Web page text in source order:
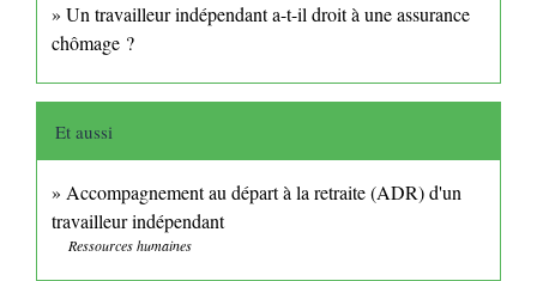
Un travailleur indépendant a-t-il droit à une assurance
chômage ?
Et aussi
Accompagnement au départ à la retraite (ADR) d'un
travailleur indépendant
Ressources humaines